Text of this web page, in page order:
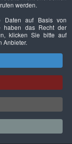
werden.
Daten auf Basis von
haben das Recht der
klicken Sie bitte auf
Anbieter.